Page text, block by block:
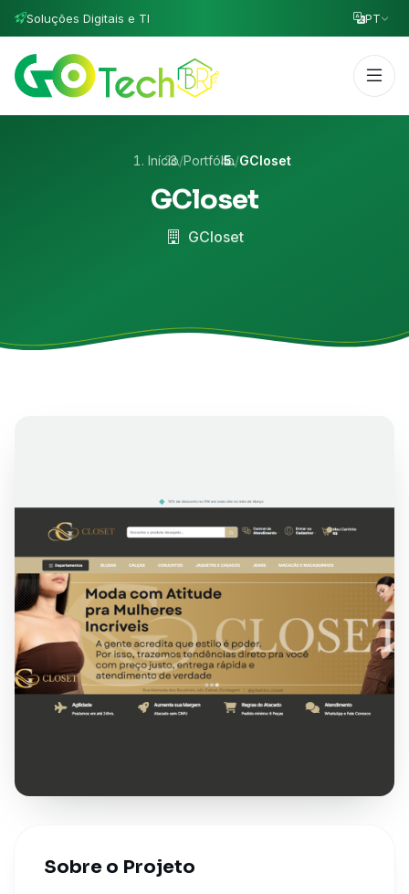
Soluções Digitais e TI PT
Início/Portfólio/GCloset
GCloset
GCloset
Sobre o Projeto